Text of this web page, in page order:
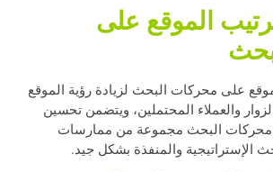
الموقع على
على محركات البحث لزيادة رؤية الموقع
والعملاء المحتملين، ويتضمن تحسين
البحث مجموعة من ممارسات
الإستراتيجية والمنفذة بشكل جيد.